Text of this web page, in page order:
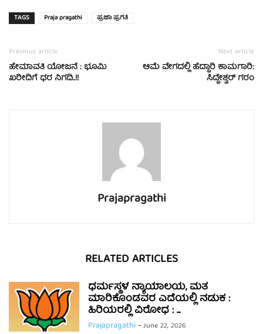
TAGS Praja pragathi ಪ್ರಜಾ ಪ್ರಗತಿ
Previous article
ಹೇಮಾವತಿ ಯೋಜನೆ : ಭೂಮಿ
ಖರೀದಿಗೆ ಧರ ನಿಗದಿ..!!
Next article
ಆಮೆ ವೇಗದಲ್ಲಿ ಹೆದ್ದಾರಿ ಕಾಮಗಾರಿ:
ಸಿದ್ದೇಶ್ವರ್ ಗರಂ
Prajapragathi
RELATED ARTICLES
ಧರ್ಮಸ್ಥಳ ನ್ಯಾಯಾಲಯ, ಮತ
ಮಾರಿಕೊಂಡವರ ಎದೆಯಲ್ಲಿ ನಡುಕ :
ಹಿರಿಯರಲ್ಲಿ ವಿರೋಧ : ...
Prajapragathi-June 22, 2026